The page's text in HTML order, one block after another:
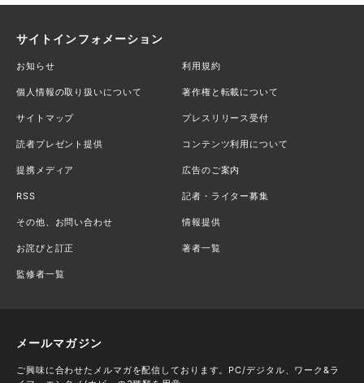
サイトインフォメーション
お知らせ 利用規約
個人情報の取り扱いについて 著作権と転載について
サイトマップ プレスリリース受付
読者プレゼント提供 コンテンツ利用について
提携メディア 広告のご案内
RSS 記者・ライター募集
その他、お問い合わせ 情報提供
お詫びと訂正 著者一覧
監修者一覧
メールマガジン
ご興味に合わせたメルマガを配信しております。PC/デジタル、ワーク&ラ